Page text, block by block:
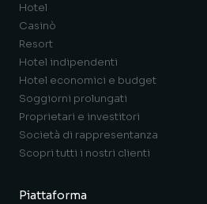
Hotel
Casinò
Resort
Hotel indipendenti
Hotel economici e budget
Soggiorni prolungati
Proprietari e investitori
Società di rappresentanza
Scopri tutti i nostri clienti
Piattaforma